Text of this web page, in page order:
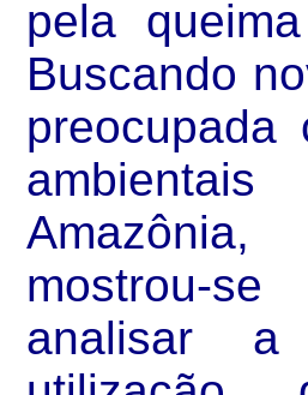
pela
Buscando
preocupada
mostrou-
analisar a